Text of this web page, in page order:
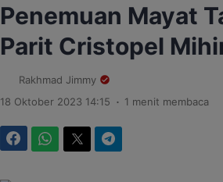
Penemuan Mayat
Parit Cristopel
Rakhmad Jimmy
18 Oktober 2023 14:15 . 1 menit membaca